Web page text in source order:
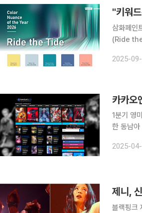
"키워
삼화페인
(Ride the
Green),
2025-
카카오
1분기 영
한 동남아 대형
2025-
제니,
블랙핑크 제니